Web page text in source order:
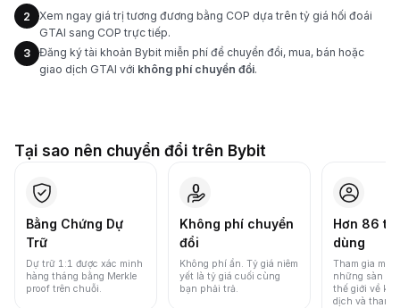
2
Xem ngay giá trị tương đương bằng COP dựa trên tỷ giá hối đoái
GTAI sang COP trực tiếp.
3
Đăng ký tài khoản Bybit miễn phí để chuyển đổi, mua, bán hoặc
giao dịch GTAI với không phí chuyển đổi.
Tại sao nên chuyển đổi trên Bybit
Bằng Chứng Dự
Trữ
Dự trữ 1:1 được xác minh
hàng tháng bằng Merkle
proof trên chuỗi.
Không phí chuyển
đổi
Không phí ẩn. Tỷ giá niêm
yết là tỷ giá cuối cùng
bạn phải trả.
Hơn 86
dùng
Tham gia một
những sàn
thế giới về
dịch và thanh